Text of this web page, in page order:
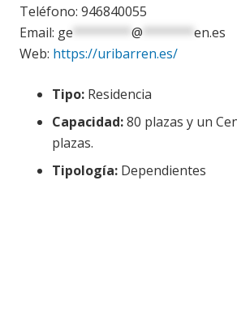
Teléfono: 946840055
Email: ge ******** @ ******* en.es
Web: https://uribarren.es/
Tipo: Residencia
Capacidad:80 plazas y un
plazas.
Tipología: Dependientes